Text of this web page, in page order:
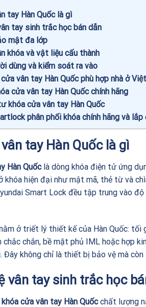
tay Hàn Quốc là gì
tay sinh trắc học bán dẫn
mật đa lớp
khóa và vật liệu cấu thành
dùng và kiểm soát ra vào
vân tay Hàn Quốc phù hợp nhà ở
cửa vân tay Hàn Quốc chính hãng
khóa cửa vân tay Hàn Quốc
phân phối khóa chính hãng và
tay Hàn Quốc là gì
Hàn Quốclà dòng khóa điện tử ứng
khóa hiện đại như mật mã, thẻ từ và
Smart Lock đều tập trung vào
ở triết lý thiết kế của Hàn Quốc: tối
chắc chắn, bề mặt phủ IML hoặc hợp
Đây không chỉ là thiết bị bảo vệ mà
vân tay sinh trắc học
khóa cửa vân tay Hàn Quốcchất lượng